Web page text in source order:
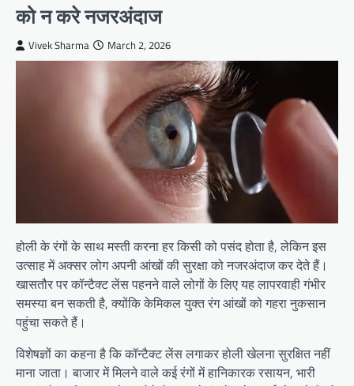
को न करे नजरअंदाज
Vivek Sharma March 2, 2026
होली के रंगों के साथ मस्ती करना हर किसी को पसंद होता है, लेकिन इस
उत्साह में अक्सर लोग अपनी आंखों की सुरक्षा को नजरअंदाज कर देते हैं।
खासतौर पर कॉन्टैक्ट लेंस पहनने वाले लोगों के लिए यह लापरवाही गंभीर
समस्या बन सकती है, क्योंकि केमिकल युक्त रंग आंखों को गहरा नुकसान
पहुंचा सकते हैं।
विशेषज्ञों का कहना है कि कॉन्टैक्ट लेंस लगाकर होली खेलना सुरक्षित नहीं
माना जाता। बाजार में मिलने वाले कई रंगों में हानिकारक रसायन, भारी